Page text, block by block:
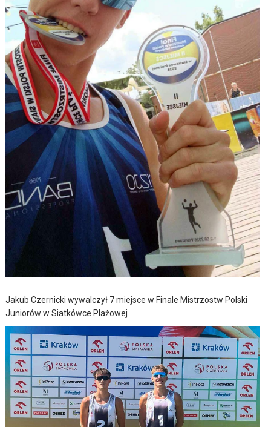
Jakub Czernicki wywalczył 7 miejsce w Finale Mistrzostw Polski
Juniorów w Siatkówce Plażowej